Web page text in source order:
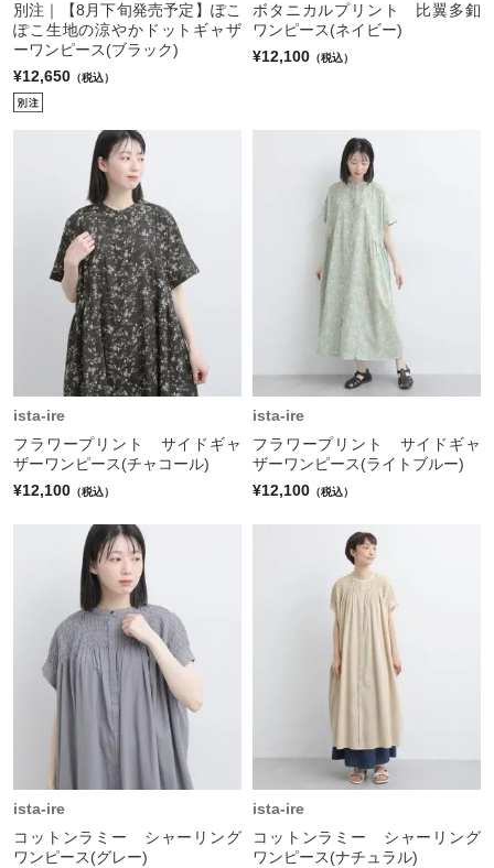
別注｜【8月下旬発売予定】ぽこ
ぽこ生地の涼やかドットギャザ
ーワンピース(ブラック)
¥12,650 （税込）
ボタニカルプリント 比翼多釦
ワンピース(ネイビー)
¥12,100 （税込）
ista-ire
フラワープリント サイドギャ
ザーワンピース(チャコール)
¥12,100 （税込）
ista-ire
フラワープリント サイドギャ
ザーワンピース(ライトブルー)
¥12,100 （税込）
ista-ire
コットンラミー シャーリング
ワンピース(グレー)
ista-ire
コットンラミー シャーリング
ワンピース(ナチュラル)